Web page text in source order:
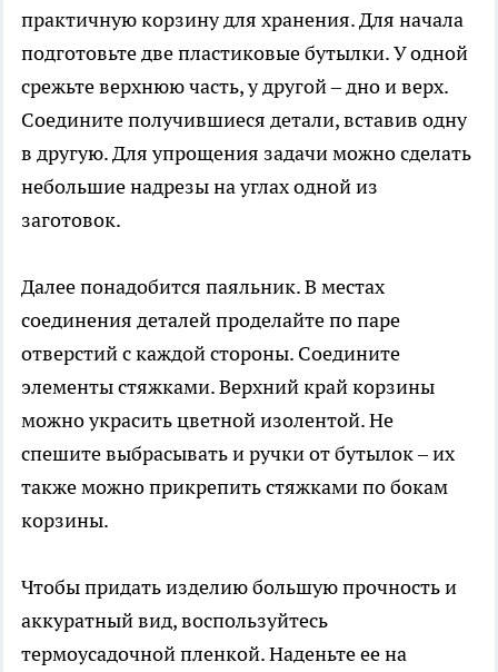
практичную корзину для хранения. Для начала
подготовьте две пластиковые бутылки. У одной
срежьте верхнюю часть, у другой – дно и верх.
Соедините получившиеся детали, вставив одну
в другую. Для упрощения задачи можно сделать
небольшие надрезы на углах одной из
заготовок.
Далее понадобится паяльник. В местах
соединения деталей проделайте по паре
отверстий с каждой стороны. Соедините
элементы стяжками. Верхний край корзины
можно украсить цветной изолентой. Не
спешите выбрасывать и ручки от бутылок – их
также можно прикрепить стяжками по бокам
корзины.
Чтобы придать изделию большую прочность и
аккуратный вид, воспользуйтесь
термоусадочной пленкой. Наденьте ее на